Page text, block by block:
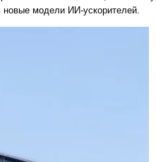
новые модели ИИ-ускорителей.